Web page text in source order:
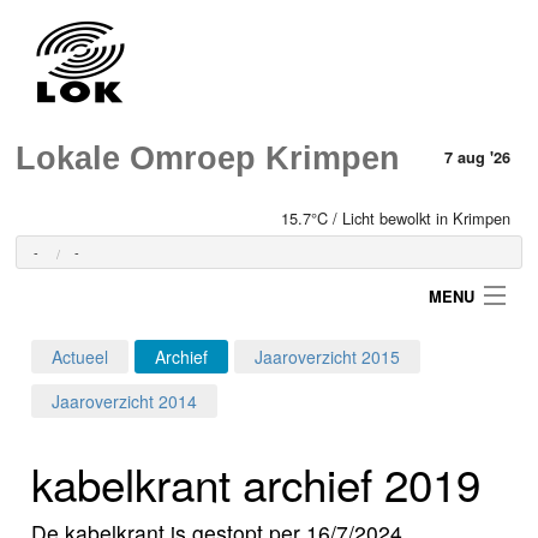
Lokale Omroep Krimpen 7 aug '26
15.7°C / Licht bewolkt in Krimpen
- -
MENU
Programma's
Actueel Archief
Jaaroverzicht 2015
Jaaroverzicht 2014
kabelkrant archief 2019